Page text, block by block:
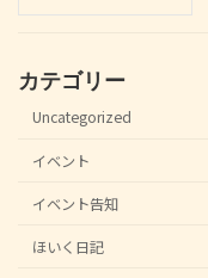
カテゴリー
Uncategorized
イベント
イベント告知
ほいく日記